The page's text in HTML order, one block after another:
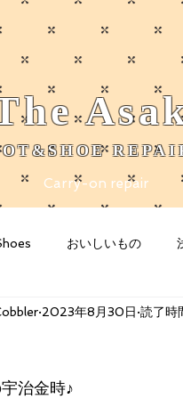
Carry-on repair
おいしいもの
Blogging Tips
2023年8月30日 読了時
治金時♪